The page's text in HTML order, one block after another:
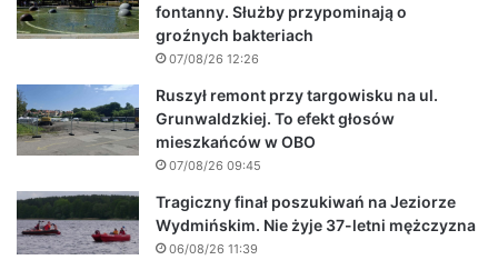
fontanny. Służby przypominają o
groźnych bakteriach
07/08/26 12:26
Ruszył remont przy targowisku na ul.
Grunwaldzkiej. To efekt głosów
mieszkańców w OBO
07/08/26 09:45
Tragiczny finał poszukiwań na Jeziorze
Wydmińskim. Nie żyje 37-letni mężczyzna
06/08/26 11:39